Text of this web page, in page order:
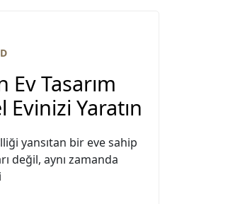
Ev Tasarım
Yaratın
yansıtan bir eve sahip
değil, aynı zamanda